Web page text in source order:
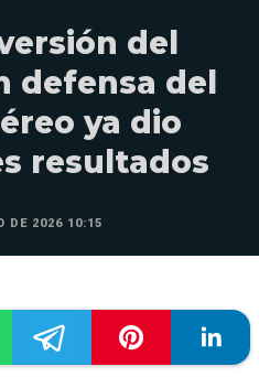
del
defensa del
ya dio
resultados
DE 2026 10:15